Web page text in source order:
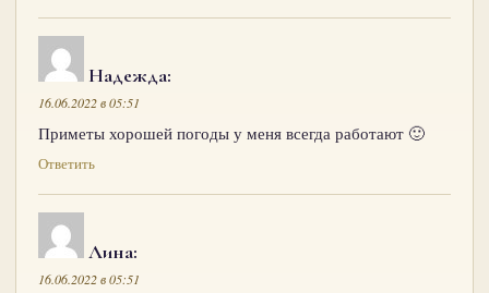
Надежда:
16.06.2022 в 05:51
Приметы хорошей погоды у меня всегда работают 🙂
Ответить
Лина:
16.06.2022 в 05:51